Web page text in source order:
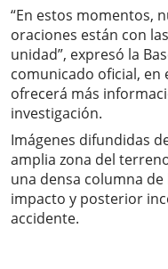
“En estos momentos,
oraciones están con
unidad”, expresó la
comunicado oficial, en
ofrecerá más
investigación.
Imágenes difundidas
amplia zona del
una densa columna
impacto y posterior
accidente.